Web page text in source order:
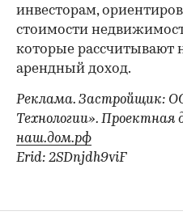
инвесторам,
стоимости
которые рассчитывают
арендный доход.
Реклама. Застройщик:
Технологии».
наш.дом.рф
Erid: 2SDnjdh9viF